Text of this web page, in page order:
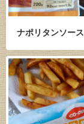
ナポリタンソース